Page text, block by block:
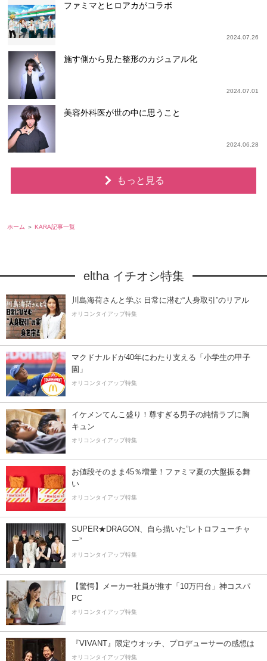
ファミマとヒロアカがコラボ
2024.07.26
施す側から見た整形のカジュアル化
2024.07.01
美容外科医が世の中に思うこと
2024.06.28
もっと見る
ホーム KARA記事一覧
eltha イチオシ特集
川島海荷さんと学ぶ 日常に潜む“人身取引”のリアル
オリコンタイアップ特集
マクドナルドが40年にわたり支える「小学生の甲子
園」
オリコンタイアップ特集
イケメンてんこ盛り！尊すぎる男子の純情ラブに胸
キュン
オリコンタイアップ特集
お値段そのまま45％増量！ファミマ夏の大盤振る舞
い
オリコンタイアップ特集
SUPER★DRAGON、自ら描いた”レトロフューチャ
ー”
オリコンタイアップ特集
【驚愕】メーカー社員が推す「10万円台」神コスパ
PC
オリコンタイアップ特集
『VIVANT』限定ウオッチ、プロデューサーの感想は
オリコンタイアップ特集